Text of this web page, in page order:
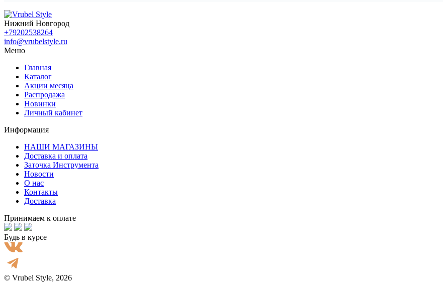
Нижний Новгород
+79202538264
info@vrubelstyle.ru
Меню
Главная
Каталог
Акции месяца
Распродажа
Новинки
Личный кабинет
Информация
НАШИ МАГАЗИНЫ
Доставка и оплата
Заточка Инструмента
Новости
О нас
Контакты
Доставка
Принимаем к оплате
Будь в курсе
© Vrubel Style, 2026